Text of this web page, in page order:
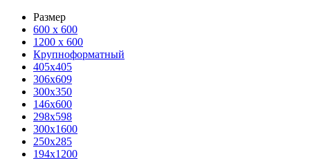
Размер
600 х 600
1200 х 600
Крупноформатный
405x405
306x609
300x350
146x600
298x598
300x1600
250x285
194x1200